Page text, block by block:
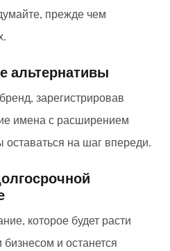
прежде чем
альтернативы
зарегистрировав
имена с расширением
оставаться на шаг впереди.
которое будет расти
и останется